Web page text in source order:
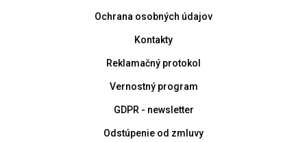
Ochrana osobných údajov
Kontakty
Reklamačný protokol
Vernostný program
GDPR - newsletter
Odstúpenie od zmluvy